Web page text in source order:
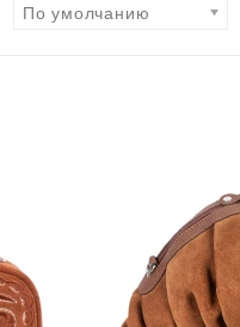
По умолчанию